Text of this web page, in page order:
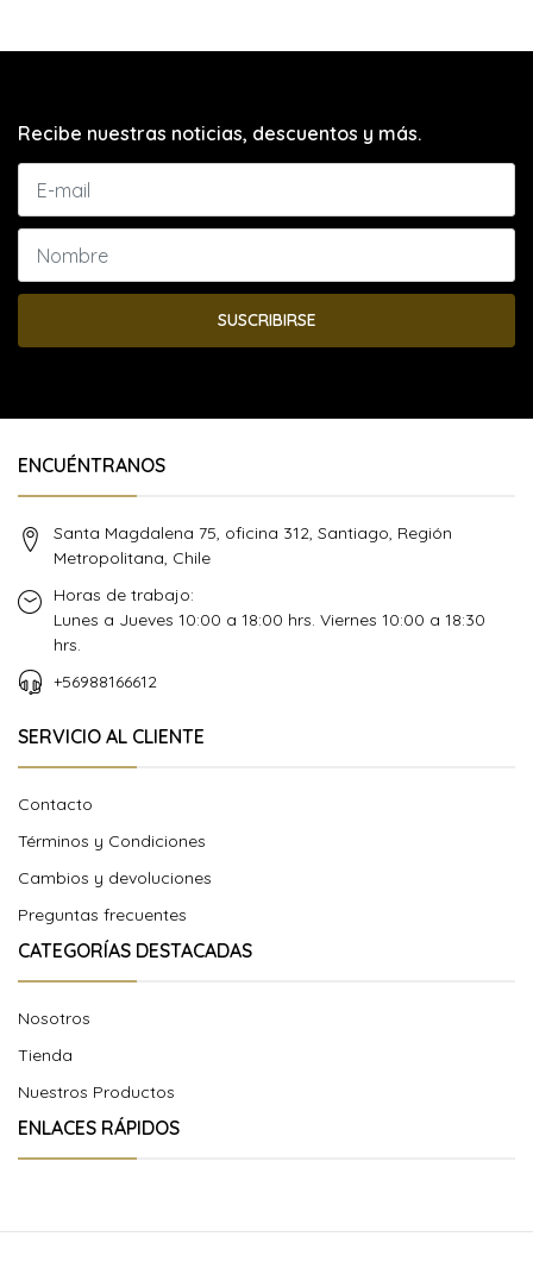
Recibe nuestras noticias, descuentos y más.
SUSCRIBIRSE
ENCUÉNTRANOS
Santa Magdalena 75, oficina 312, Santiago, Región
Metropolitana, Chile
Horas de trabajo:
Lunes a Jueves 10:00 a 18:00 hrs. Viernes 10:00 a 18:30
hrs.
+56988166612
SERVICIO AL CLIENTE
Contacto
Términos y Condiciones
Cambios y devoluciones
Preguntas frecuentes
CATEGORÍAS DESTACADAS
Nosotros
Tienda
Nuestros Productos
ENLACES RÁPIDOS